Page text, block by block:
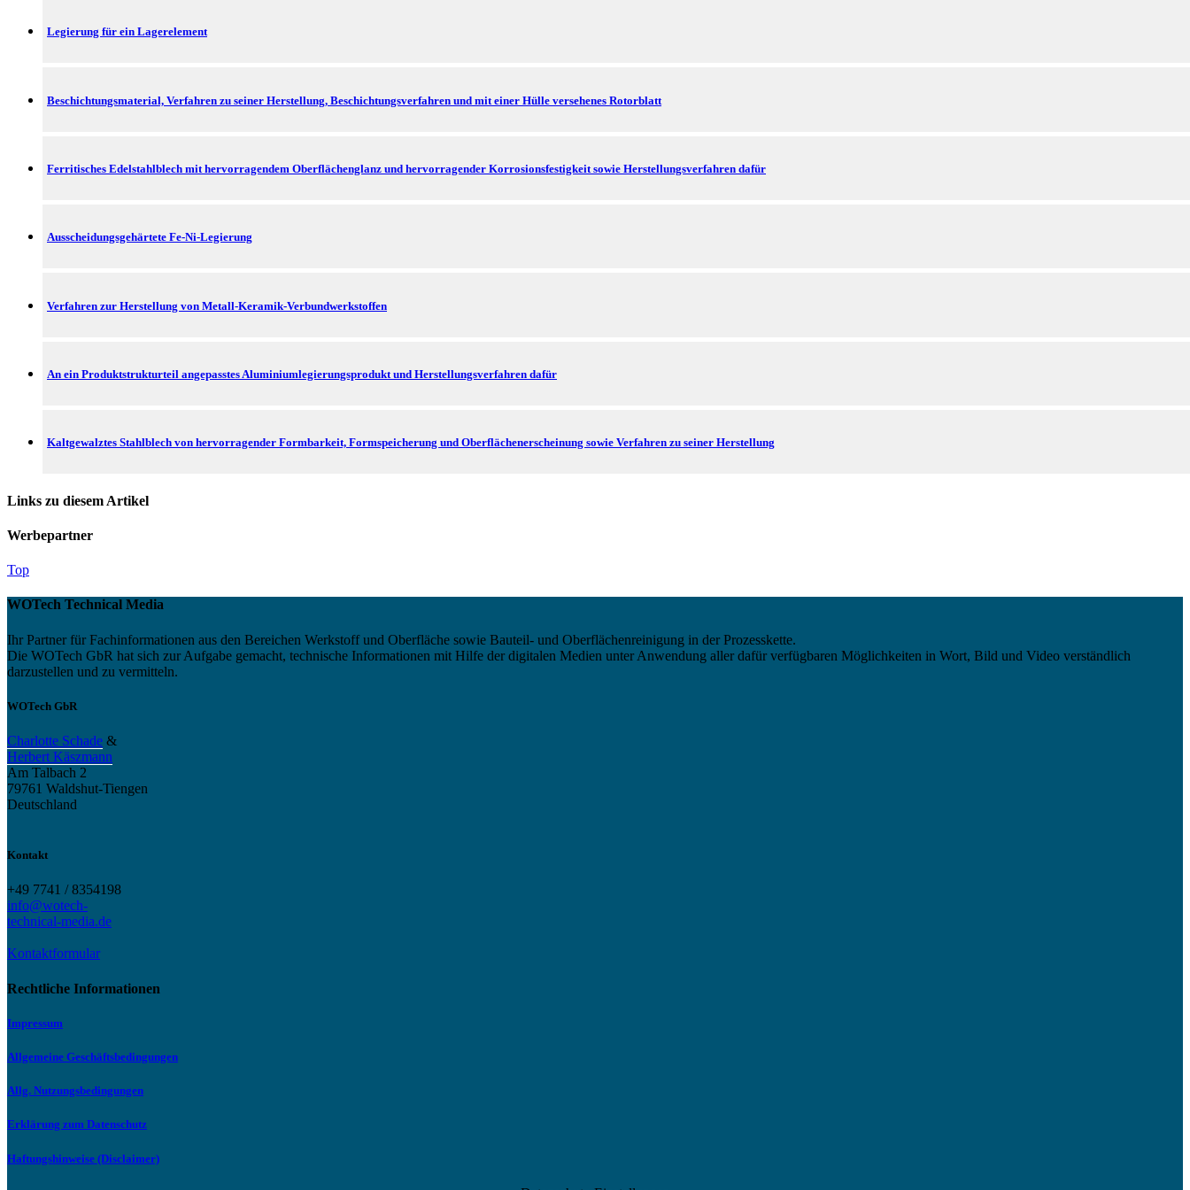
Legierung für ein Lagerelement
Beschichtungsmaterial, Verfahren zu seiner Herstellung, Beschichtungsverfahren und mit einer Hülle versehenes Rotorblatt
Ferritisches Edelstahlblech mit hervorragendem Oberflächenglanz und hervorragender Korrosionsfestigkeit sowie Herstellungsverfahren dafür
Ausscheidungsgehärtete Fe-Ni-Legierung
Verfahren zur Herstellung von Metall-Keramik-Verbundwerkstoffen
An ein Produktstrukturteil angepasstes Aluminiumlegierungsprodukt und Herstellungsverfahren dafür
Kaltgewalztes Stahlblech von hervorragender Formbarkeit, Formspeicherung und Oberflächenerscheinung sowie Verfahren zu seiner Herstellung
Links zu diesem Artikel
Werbepartner
Top
WOTech Technical Media
Ihr Partner für Fachinformationen aus den Bereichen Werkstoff und Oberfläche sowie Bauteil- und Oberflächenreinigung in der Prozesskette.
Die WOTech GbR hat sich zur Aufgabe gemacht, technische Informationen mit Hilfe der digitalen Medien unter Anwendung aller dafür verfügbaren Möglichkeiten in Wort, Bild und Video verständlich
darzustellen und zu vermitteln.
WOTech GbR
Charlotte Schade &
Herbert Käszmann
Am Talbach 2
79761 Waldshut-Tiengen
Deutschland
Kontakt
+49 7741 / 8354198
info@wotech-
technical-media.de
Kontaktformular
Rechtliche Informationen
Impressum
Allgemeine Geschäftsbedingungen
Allg. Nutzungsbedingungen
Erklärung zum Datenschutz
Haftungshinweise (Disclaimer)